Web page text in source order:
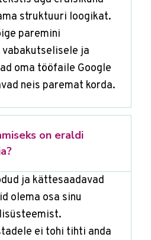
struktuuri loogikat.
paremini
ja
oma tööfaile Google
neis paremat korda.
on eraldi
ja kättesaadavad
olema osa sinu
ei tohi tihti anda